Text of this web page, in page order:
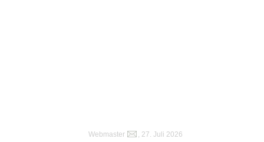
Webmaster , 27. Juli 2026